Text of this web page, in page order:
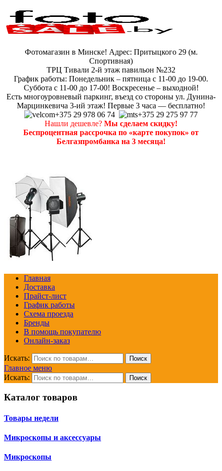
Фотомагазин в Минске! Адрес: Притыцкого 29 (м.
Спортивная)
ТРЦ Тивали 2-й этаж павильон №232
График работы: Понедельник – пятница с 11-00 до 19-00.
Суббота с 11-00 до 17-00! Воскресенье – выходной!
Есть многоуровневый паркинг, въезд со стороны ул. Дунина-
Марцинкевича 3-ий этаж! Первые 3 часа — бесплатно!
+375 29 978 06 74
+375 29 275 97 77
Нашли дешевле? Мы сделаем скидку!
Беспроцентная рассрочка по «карте покупок» от
Белгазпромбанка на 3 месяца!
Главная
Доставка
Прайст-лист
График работы
Схема проезда
Бренды
В помощь покупателю
Онлайн-заказ
Искать: Поиск
Главное меню
Искать:
Поиск
Каталог товаров
Товары недели
Микроскопы и аксессуары
Микроскопы